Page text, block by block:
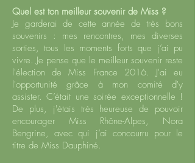
Quel est ton meilleur souvenir de Miss ?
Je garderai de cette année de très bons
souvenirs : mes rencontres, mes diverses
sorties, tous les moments forts que j’ai pu
vivre. Je pense que le meilleur souvenir reste
l'élection de Miss France 2016. J'ai eu
l'opportunité grâce à mon comité d'y
assister. C’était une soirée exceptionnelle !
De plus, j'étais très heureuse de pouvoir
encourager Miss Rhône-Alpes, Nora
Bengrine, avec qui j’ai concourru pour le
titre de Miss Dauphiné.